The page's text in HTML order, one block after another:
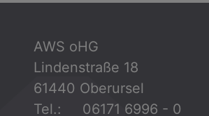
AWS oHG
Lindenstraße 18
61440 Oberursel
Tel.: 06171 6996 - 0